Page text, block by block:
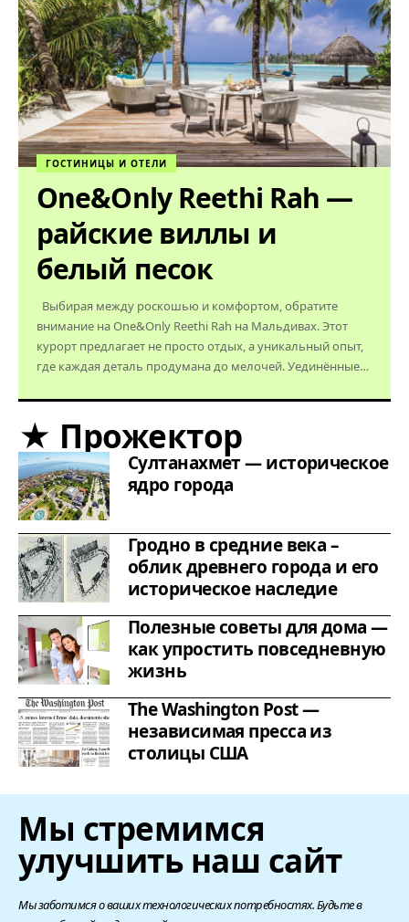
ГОСТИНИЦЫ И ОТЕЛИ
One&Only Reethi Rah —
райские виллы и
белый песок
Выбирая между роскошью и комфортом, обратите
внимание на One&Only Reethi Rah на Мальдивах. Этот
курорт предлагает не просто отдых, а уникальный опыт,
где каждая деталь продумана до мелочей. Уединённые…
★ Прожектор
Султанахмет — историческое
ядро города
Гродно в средние века –
облик древнего города и его
историческое наследие
Полезные советы для дома —
как упростить повседневную
жизнь
The Washington Post —
независимая пресса из
столицы США
Мы стремимся
улучшить наш сайт
Мы заботимся о ваших технологических потребностях. Будьте в